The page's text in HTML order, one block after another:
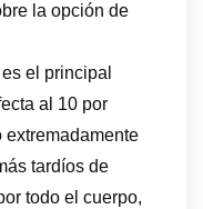
la opción de
el principal
al 10 por
tardíos de
todo el cuerpo,